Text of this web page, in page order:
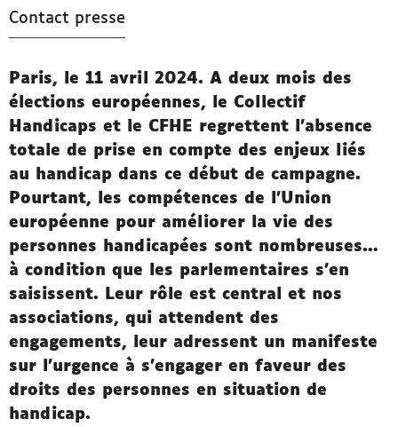
Contact presse
Paris, le 11 avril 2024. A deux mois des
élections européennes, le Collectif
Handicaps et le CFHE regrettent l’absence
totale de prise en compte des enjeux liés
au handicap dans ce début de campagne.
Pourtant, les compétences de l’Union
européenne pour améliorer la vie des
personnes handicapées sont nombreuses…
à condition que les parlementaires s’en
saisissent. Leur rôle est central et nos
associations, qui attendent des
engagements, leur adressent un manifeste
sur l’urgence à s’engager en faveur des
droits des personnes en situation de
handicap.